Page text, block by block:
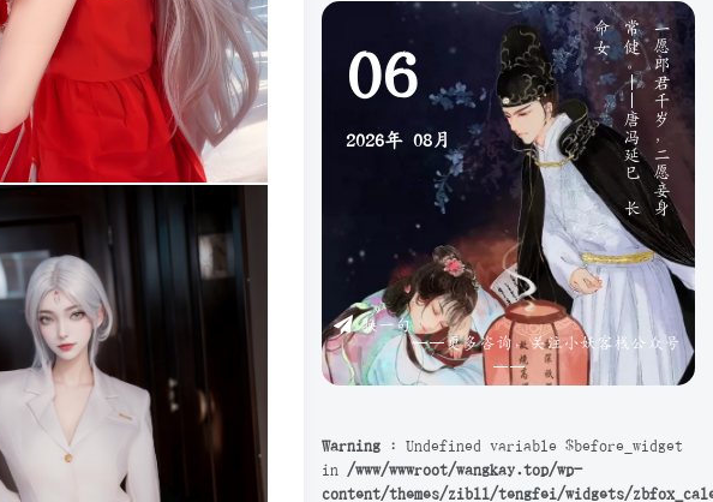
06
2026年 08月 一
愿
郎
君
千
岁
，
二
愿
妾
身
常
健
。
—
—
唐
冯
延
巳
《
长
命
女
》
换一句
——更多咨询，关注小妖客栈公众号
——
Warning
: Undefined variable $before_widget
in /www/wwwroot/wangkay.top/wp-
content/themes/zibll/tengfei/widgets/